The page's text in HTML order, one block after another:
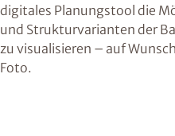
digitales Planungstool die
und Strukturvarianten der
zu visualisieren – auf
Foto.